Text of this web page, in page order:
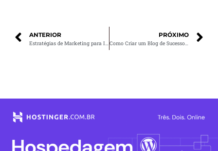
ANTERIOR PRÓXIMO
Como Criar um Blog de Sucesso e Gerar Tráfego Orgânico